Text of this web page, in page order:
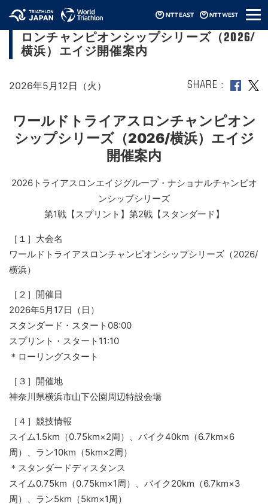
メ
ニ
ュ
【2026エイジNCS】ワールドトライアス
ロンチャンピオンシップシリーズ（2026/
横浜）エイジ開催案内
2026年5月12日（火） SHARE
ワールドトライアスロンチャンピオン
シップシリーズ（2026/横浜）エイジ
開催案内
2026トライアスロンエイジグループ・ナショナルチャンピオ
ンシップシリーズ
第1戦【スプリント】第2戦【スタンダード】
［１］大会名
ワールドトライアスロンチャンピオンシップシリーズ（2026/
横浜）
［２］開催日
2026年5月17日（日）
スタンダード・スタート08:00
スプリント・スタート11:10
＊ローリングスタート
［３］開催地
神奈川県横浜市山下公園周辺特設会場
［４］競技情報
スイム1.5km（0.75km×2周）、バイク40km（6.7km×6
周）、ラン10km（5km×2周）
＊スタンダードディスタンス
スイム0.75km（0.75km×1周）、バイク20km（6.7km×3
周）、ラン5km（5km×1周）